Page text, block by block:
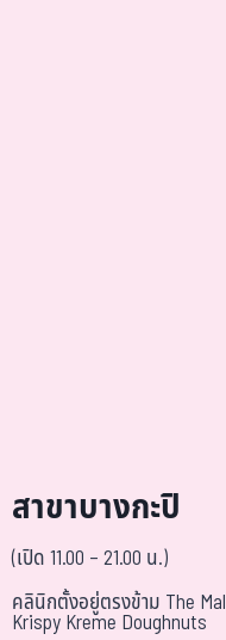
สาขาบางกะปิ
(เปิด 11.00 – 21.00 น.)
คลินิกตั้งอยู่ตรงข้าม The
Krispy Kreme Doughnuts